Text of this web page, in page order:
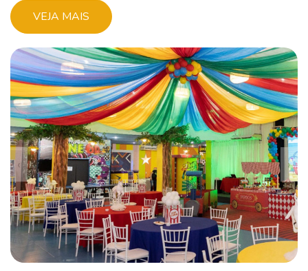
VEJA MAIS
‹ ›